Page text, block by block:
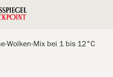
Wolken-Mix bei 1 bis 12°C